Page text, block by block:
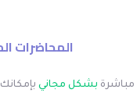
المحاضرات
مباشرة بشكل مجاني